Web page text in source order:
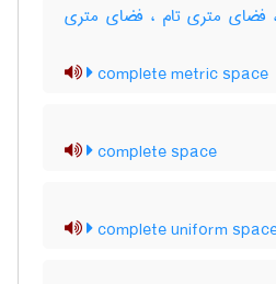
فضای متری تام ، فضای متری
complete metric space
complete space
complete uniform